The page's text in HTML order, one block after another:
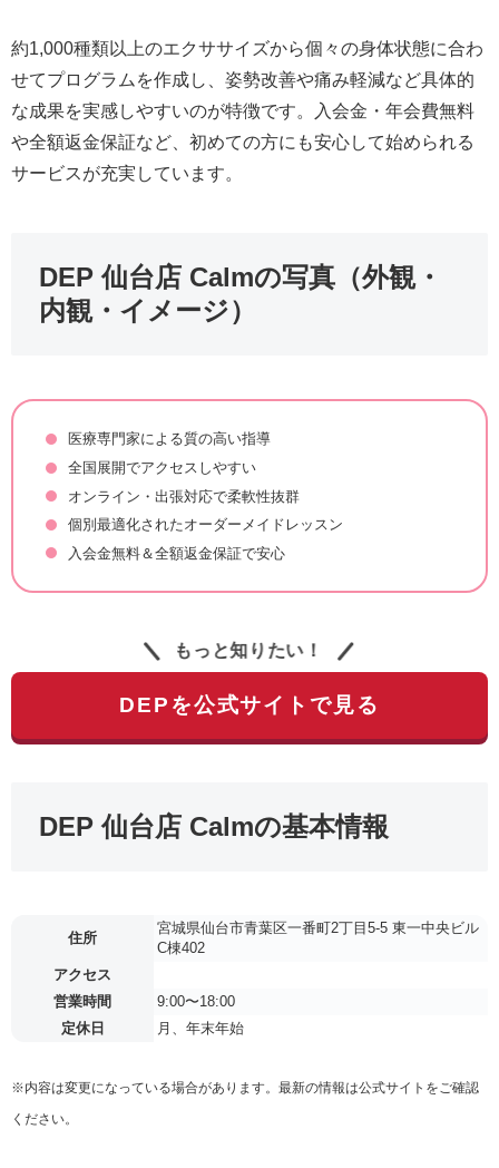
約1,000種類以上のエクササイズから個々の身体状態に合わ
せてプログラムを作成し、姿勢改善や痛み軽減など具体的
な成果を実感しやすいのが特徴です。入会金・年会費無料
や全額返金保証など、初めての方にも安心して始められる
サービスが充実しています。
DEP 仙台店 Calmの写真（外観・
内観・イメージ）
医療専門家による質の高い指導
全国展開でアクセスしやすい
オンライン・出張対応で柔軟性抜群
個別最適化されたオーダーメイドレッスン
入会金無料＆全額返金保証で安心
もっと知りたい！
DEPを公式サイトで見る
DEP 仙台店 Calmの基本情報
住所
宮城県仙台市青葉区一番町2丁目5-5 東一中央ビル
C棟402
アクセス
営業時間
9:00〜18:00
定休日
月、年末年始
※内容は変更になっている場合があります。最新の情報は公式サイトをご確認
ください。